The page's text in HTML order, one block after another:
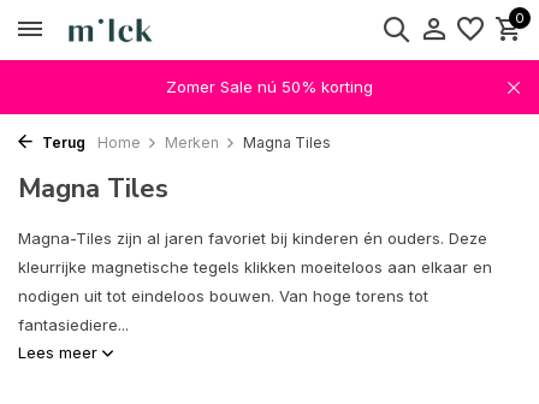
0
Zomer Sale nú 50% korting
Terug Home Merken Magna Tiles
Magna Tiles
Magna-Tiles zijn al jaren favoriet bij kinderen én ouders. Deze
kleurrijke magnetische tegels klikken moeiteloos aan elkaar en
nodigen uit tot eindeloos bouwen. Van hoge torens tot
fantasiediere...
Lees meer